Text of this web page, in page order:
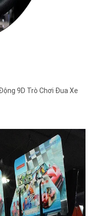
9D Trò Chơi Đua Xe